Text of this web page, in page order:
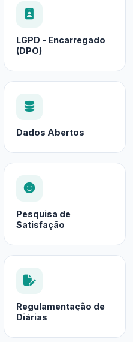
LGPD - Encarregado
(DPO)
Dados Abertos
Pesquisa de
Satisfação
Regulamentação de
Diárias